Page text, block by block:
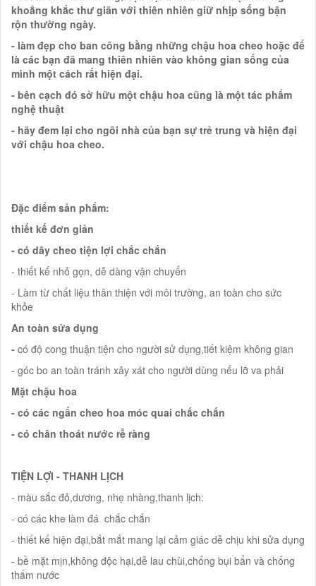
khoẳng khắc thư giãn với thiên nhiên giữ nhịp sống bận
rộn thường ngày.
- làm đẹp cho ban công bằng những chậu hoa cheo hoặc để
là các bạn đã mang thiên nhiên vào không gian sống của
mình một cách rất hiện đại.
- bên cạch đó sở hữu một chậu hoa cũng là một tác phẩm
nghệ thuật
- hãy đem lại cho ngôi nhà của bạn sự trẻ trung và hiện đại
với chậu hoa cheo.
Đặc điểm sản phẩm:
thiết kế đơn giản
- có dây cheo tiện lợi chắc chắn
- thiết kế nhỏ gọn, dễ dàng vận chuyển
- Làm từ chất liệu thân thiện với môi trường, an toàn cho sức
khỏe
An toàn sửa dụng
- có độ cong thuận tiện cho người sử dụng,tiết kiệm không gian
- góc bo an toàn tránh xây xát cho người dùng nếu lỡ va phải
Mặt chậu hoa
- có các ngấn cheo hoa móc quai chắc chắn
- có chân thoát nước rễ ràng
TIỆN LỢI - THANH LỊCH
- màu sắc đỏ,dương, nhẹ nhàng,thanh lịch:
- có các khe làm đá chắc chắn
- thiết kế hiện đại,bắt mắt mang lại cảm giác dễ chịu khi sửa dụng
- bề mặt mịn,không độc hại,dễ lau chùi,chống bụi bẩn và chống
thấm nước